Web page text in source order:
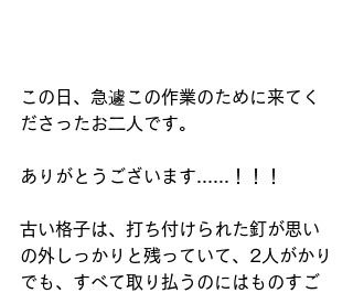
この日、急遽この作業のために来てく
ださったお二人です。
ありがとうございます......！！！
古い格子は、打ち付けられた釘が思い
の外しっかりと残っていて、2人がかり
でも、すべて取り払うのにはものすご